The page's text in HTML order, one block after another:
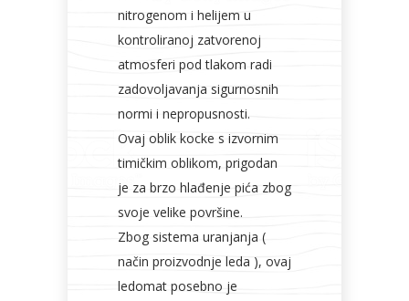
nitrogenom i helijem u
kontroliranoj zatvorenoj
atmosferi pod tlakom radi
zadovoljavanja sigurnosnih
normi i nepropusnosti.
Ovaj oblik kocke s izvornim
timičkim oblikom, prigodan
je za brzo hlađenje pića zbog
svoje velike površine.
Zbog sistema uranjanja (
način proizvodnje leda ), ovaj
ledomat posebno je